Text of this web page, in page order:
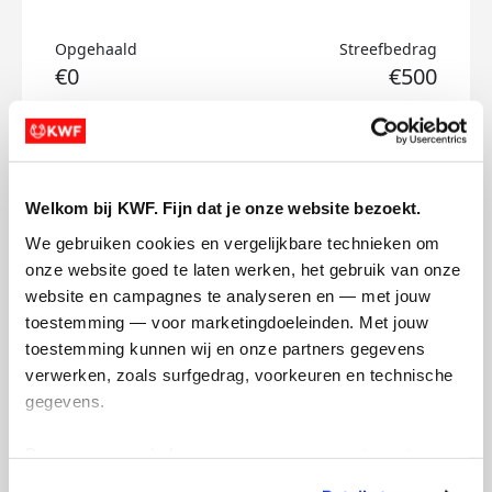
Welkom bij KWF. Fijn dat je onze website bezoekt.
We gebruiken cookies en vergelijkbare technieken om
onze website goed te laten werken, het gebruik van onze
website en campagnes te analyseren en — met jouw
toestemming — voor marketingdoeleinden. Met jouw
toestemming kunnen wij en onze partners gegevens
verwerken, zoals surfgedrag, voorkeuren en technische
gegevens.
Opgehaald
€0
Streefbedrag
€500
Doneer
David's badges